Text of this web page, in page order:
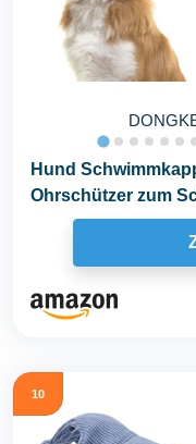
Hund
Ohrschützer zum
Badekappe für...
10